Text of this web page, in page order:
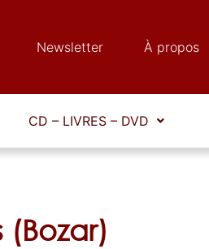
Newsletter À propos
CD – LIVRES – DVD